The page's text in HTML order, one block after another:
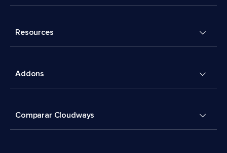
Resources
Addons
Comparar Cloudways